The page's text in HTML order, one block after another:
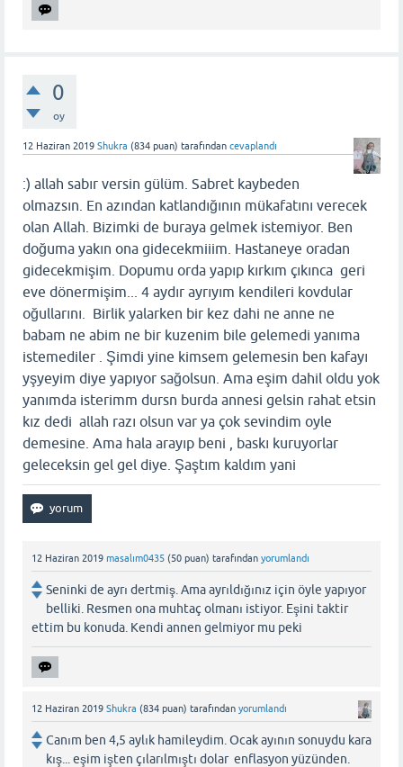
0
oy
12 Haziran 2019 Shukra (834 puan) tarafından cevaplandı
:) allah sabır versin gülüm. Sabret kaybeden
olmazsın. En azından katlandığının mükafatını verecek
olan Allah. Bizimki de buraya gelmek istemiyor. Ben
doğuma yakın ona gidecekmiiim. Hastaneye oradan
gidecekmişim. Dopumu orda yapıp kırkım çıkınca geri
eve dönermişim... 4 aydır ayrıyım kendileri kovdular
oğullarını. Birlik yalarken bir kez dahi ne anne ne
babam ne abim ne bir kuzenim bile gelemedi yanıma
istemediler . Şimdi yine kimsem gelemesin ben kafayı
yşyeyim diye yapıyor sağolsun. Ama eşim dahil oldu yok
yanımda isterimm dursn burda annesi gelsin rahat etsin
kız dedi allah razı olsun var ya çok sevindim oyle
demesine. Ama hala arayıp beni , baskı kuruyorlar
geleceksin gel gel diye. Şaştım kaldım yani
12 Haziran 2019 masalım0435 (50 puan) tarafından yorumlandı
Seninki de ayrı dertmiş. Ama ayrıldığınız için öyle yapıyor
belliki. Resmen ona muhtaç olmanı istiyor. Eşini taktir
ettim bu konuda. Kendi annen gelmiyor mu peki
12 Haziran 2019 Shukra (834 puan) tarafından yorumlandı
Canım ben 4,5 aylık hamileydim. Ocak ayının sonuydu kara
kış... eşim işten çılarılmıştı dolar enflasyon yüzünden.